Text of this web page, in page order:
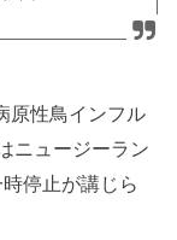
原性鳥インフル
ニュージーラン
停止が講じら